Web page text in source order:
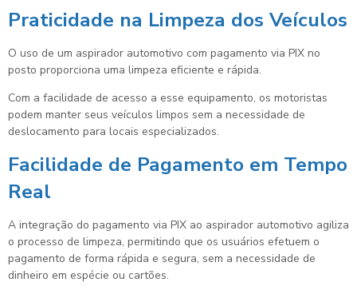
Praticidade na Limpeza dos Veículos
O uso de um aspirador automotivo com pagamento via PIX no
posto proporciona uma limpeza eficiente e rápida.
Com a facilidade de acesso a esse equipamento, os motoristas
podem manter seus veículos limpos sem a necessidade de
deslocamento para locais especializados.
Facilidade de Pagamento em Tempo
Real
A integração do pagamento via PIX ao aspirador automotivo agiliza
o processo de limpeza, permitindo que os usuários efetuem o
pagamento de forma rápida e segura, sem a necessidade de
dinheiro em espécie ou cartões.